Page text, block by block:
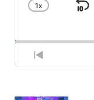
CHANGE
1X
PREVIOUS
EPISODE